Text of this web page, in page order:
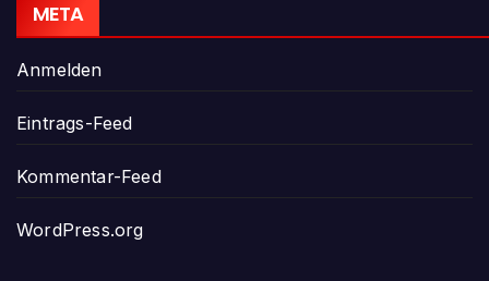
META
Anmelden
Eintrags-Feed
Kommentar-Feed
WordPress.org